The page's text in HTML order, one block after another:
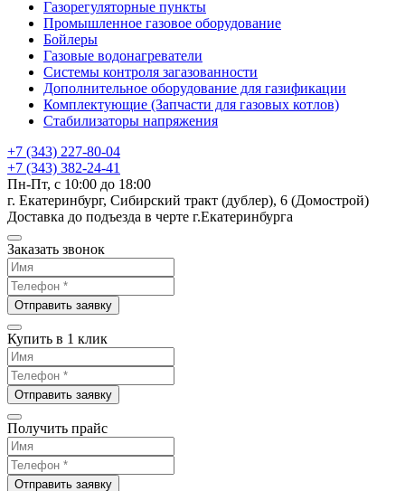
Газорегуляторные пункты
Промышленное газовое оборудование
Бойлеры
Газовые водонагреватели
Системы контроля загазованности
Дополнительное оборудование для газификации
Комплектующие (Запчасти для газовых котлов)
Стабилизаторы напряжения
+7 (343) 227-80-04
+7 (343) 382-24-41
Пн-Пт, с 10:00 до 18:00
г. Екатеринбург, Сибирский тракт (дублер), 6 (Домострой)
Доставка до подъезда в черте г.Екатеринбурга
Заказать звонок
Отправить заявку
Купить в 1 клик
Отправить заявку
Получить прайс
Отправить заявку